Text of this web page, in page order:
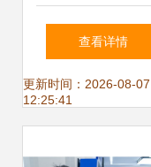
耕中国市场 赛默
世尔科技中国技
查看详情
更新时间：2026-08-07
12:25:41